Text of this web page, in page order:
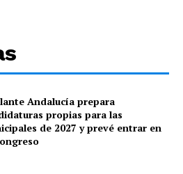
Andalucía prepara
propias para las
de 2027 y prevé entrar en